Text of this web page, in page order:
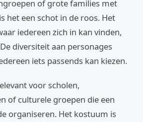
of grote families met
het een schot in de roos. Het
iedereen zich in kan vinden,
diversiteit aan personages
iets passends kan kiezen.
voor scholen,
of culturele groepen die een
organiseren. Het kostuum is